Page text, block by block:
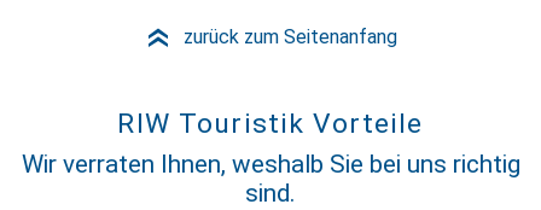
» zurück zum Seitenanfang
RIW Touristik Vorteile
Wir verraten Ihnen, weshalb Sie bei uns richtig
sind.